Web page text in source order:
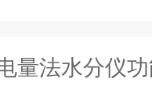
量法水分仪功